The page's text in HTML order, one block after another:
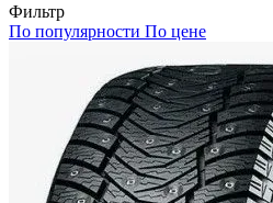
Фильтр
По популярности По цене